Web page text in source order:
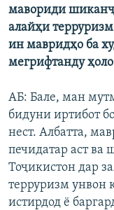
мавориди
алайҳи
ин мавридҳо ба
мегрифтанду
АБ: Бале, ман
бидуни иртибот
нест. Албатта,
печидатар аст ва
Тоҷикистон дар
терруризм унвон
истирдод ё